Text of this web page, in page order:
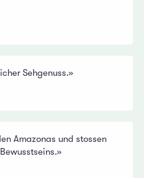
Sehgenuss.»
Amazonas und stossen